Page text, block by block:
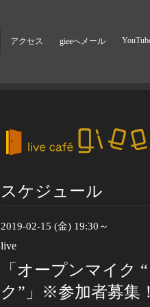
アクセス gieeへメール
スケジュール
2019-02-15 (金) 19:30～
live
「オープンマイク
ク”」※参加者募集